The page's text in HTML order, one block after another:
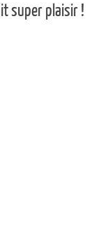
super plaisir !